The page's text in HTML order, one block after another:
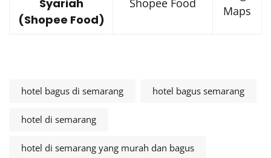
Syariah
(Shopee Food)
Shopee Food
Maps
hotel bagus di semarang hotel bagus semarang
hotel di semarang
hotel di semarang yang murah dan bagus